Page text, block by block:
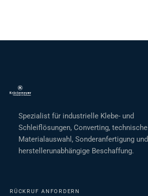
Spezialist für industrielle Klebe- und
Schleiflösungen, Converting, technische
Materialauswahl, Sonderanfertigung und
herstellerunabhängige Beschaffung.
RÜCKRUF ANFORDERN